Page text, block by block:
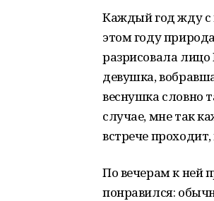
Каждый год жду с
этом году
разрисовала лицо
девушка,
веснушка словно
случае, мне так
встрече
По вечерам к ней
понравился: